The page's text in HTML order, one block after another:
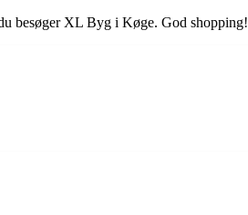
besøger XL Byg i Køge. God shopping!